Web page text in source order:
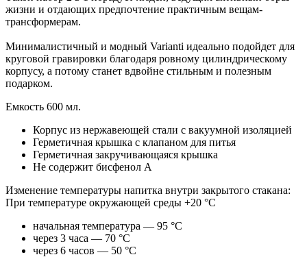
жизни и отдающих предпочтение практичным вещам-
трансформерам.
Минималистичный и модный Varianti идеально подойдет для
круговой гравировки благодаря ровному цилиндрическому
корпусу, а потому станет вдвойне стильным и полезным
подарком.
Емкость 600 мл.
Корпус из нержавеющей стали с вакуумной изоляцией
Герметичная крышка с клапаном для питья
Герметичная закручивающаяся крышка
Не содержит бисфенол А
Изменение температуры напитка внутри закрытого стакана:
При температуре окружающей среды +20 °С
начальная температура — 95 °С
через 3 часа — 70 °С
через 6 часов — 50 °С